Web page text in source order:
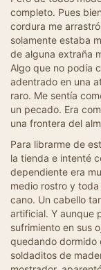
completo. Pues
cordura me
solamente estaba
de alguna extraña
Algo que no podía
adentrado en una
raro. Me sentía
un pecado. Era
una frontera del
Para librarme de
la tienda e intenté
dependiente era
medio rostro y
cano. Un cabello
artificial. Y aunque
sufrimiento en sus
quedando dormido
soldaditos de